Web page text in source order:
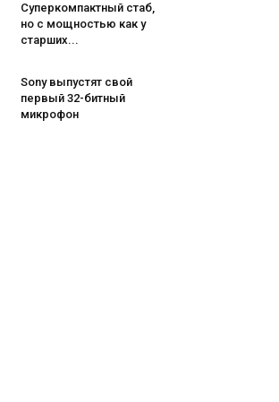
Cуперкомпактный стаб,
но с мощностью как у
старших...
Sony выпустят свой
первый 32-битный
микрофон